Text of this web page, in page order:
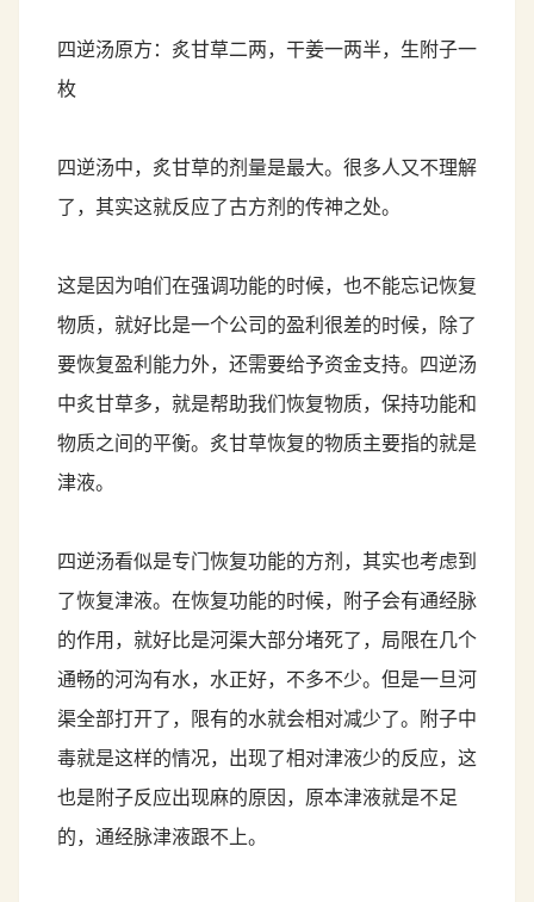
四逆汤原方：炙甘草二两，干姜一两半，生附子一
枚
四逆汤中，炙甘草的剂量是最大。很多人又不理解
了，其实这就反应了古方剂的传神之处。
这是因为咱们在强调功能的时候，也不能忘记恢复
物质，就好比是一个公司的盈利很差的时候，除了
要恢复盈利能力外，还需要给予资金支持。四逆汤
中炙甘草多，就是帮助我们恢复物质，保持功能和
物质之间的平衡。炙甘草恢复的物质主要指的就是
津液。
四逆汤看似是专门恢复功能的方剂，其实也考虑到
了恢复津液。在恢复功能的时候，附子会有通经脉
的作用，就好比是河渠大部分堵死了，局限在几个
通畅的河沟有水，水正好，不多不少。但是一旦河
渠全部打开了，限有的水就会相对减少了。附子中
毒就是这样的情况，出现了相对津液少的反应，这
也是附子反应出现麻的原因，原本津液就是不足
的，通经脉津液跟不上。